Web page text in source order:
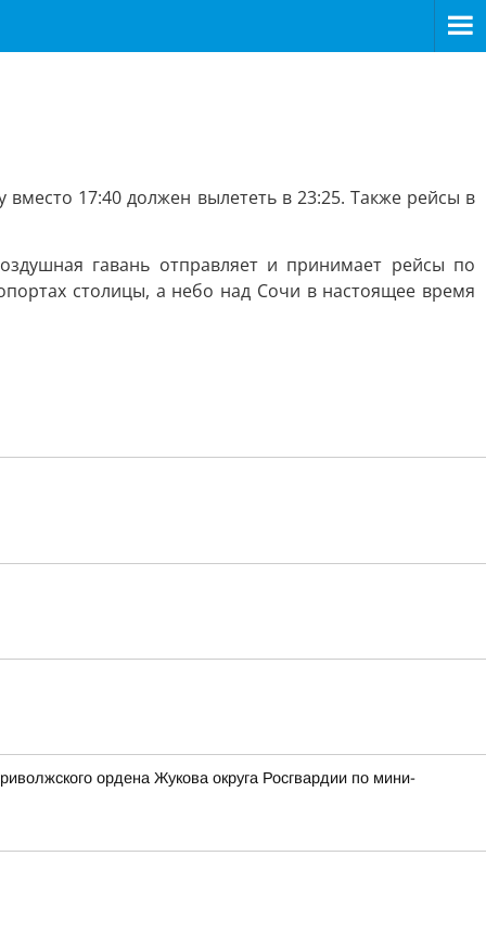
17:40 должен вылететь в 23:25. Также рейсы в
гавань отправляет и принимает рейсы по
столицы, а небо над Сочи в настоящее время
ордена Жукова округа Росгвардии по мини-